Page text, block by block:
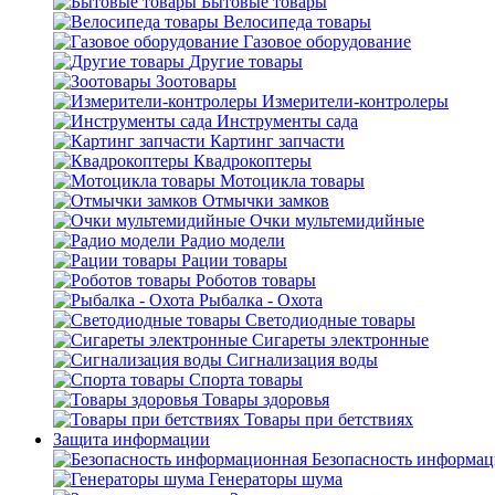
Велосипеда товары
Газовое оборудование
Другие товары
Зоотовары
Измерители-контролеры
Инструменты сада
Картинг запчасти
Квадрокоптеры
Мотоцикла товары
Отмычки замков
Очки мультемидийные
Радио модели
Рации товары
Роботов товары
Рыбалка - Охота
Светодиодные товары
Сигареты электронные
Сигнализация воды
Спорта товары
Товары здоровья
Товары при бетствиях
Защита информации
Безопасность
Генераторы шума